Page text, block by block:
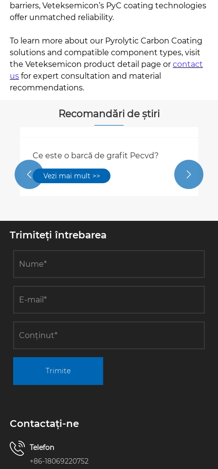
barriers, Veteksemicon’s PyC coating technologies
offer unmatched reliability.
To learn more about our Pyrolytic Carbon Coating
solutions and compatible component types, visit
the Veteksemicon product detail page or contact
us for expert consultation and material
recommendations.
Recomandări de știri
Ce este o barcă de grafit Pecvd?
Vezi mai mult >>
 
Trimiteți întrebarea
Trimite
Contactaţi-ne
Telefon
+86-18069220752